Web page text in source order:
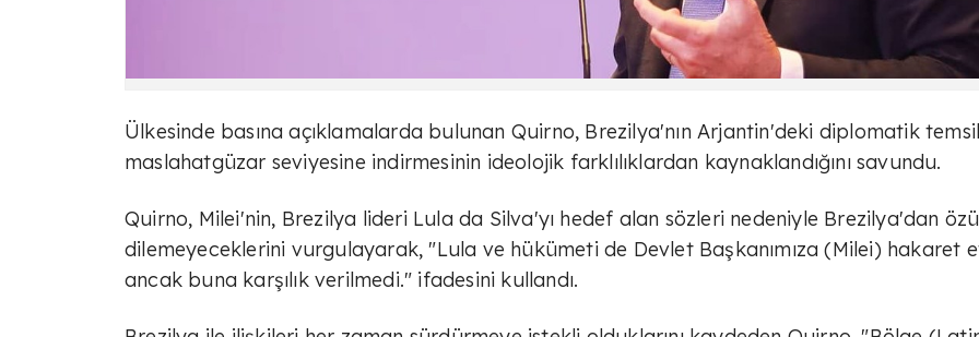
Ülkesinde basına açıklamalarda bulunan Quirno, Brezilya'nın Arjantin'deki diplomatik
maslahatgüzar seviyesine indirmesinin ideolojik farklılıklardan kaynaklandığını savundu.
Quirno, Milei'nin, Brezilya lideri Lula da Silva'yı hedef alan sözleri nedeniyle Brezilya'dan
dilemeyeceklerini vurgulayarak, "Lula ve hükümeti de Devlet Başkanımıza (Milei) hakaret
ancak buna karşılık verilmedi." ifadesini kullandı.